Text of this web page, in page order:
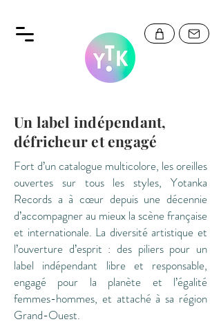
Un label indépendant,
défricheur et engagé
Fort d’un catalogue multicolore, les oreilles
ouvertes sur tous les styles, Yotanka
Records a à cœur depuis une décennie
d’accompagner au mieux la scène française
et internationale. La diversité artistique et
l’ouverture d’esprit : des piliers pour un
label indépendant libre et responsable,
engagé pour la planète et l’égalité
femmes-hommes, et attaché à sa région
Grand-Ouest.